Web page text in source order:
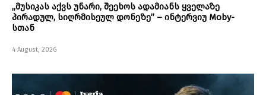
„მუსიკას აქვს უნარი, შეეხოს ადამიანს ყველაზე
პირადულ, სიღრმისეულ დონეზე” – ინტერვიუ Moby-
სთან
4 August, 2026